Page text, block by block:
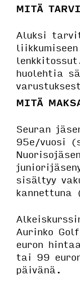
MITÄ
Aluksi
huolehtia
MITÄ
Seuran
95e/vuosi
sisältyy
Aurinko
euron
tai 99
päivänä.